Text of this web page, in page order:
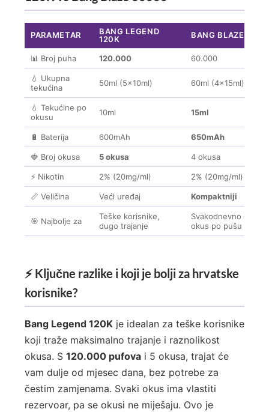
PARAMETAR
BANG LEGEND
120K
BANG BLAZE
📊 Broj puha 120.000 60.000
💧 Ukupna
tekućina
50ml (5x10ml) 60ml (4x15ml)
💧 Tekućine po
okusu
10ml 15ml
🔋 Baterija 600mAh 650mAh
🍓 Broj okusa 5 okusa 4 okusa
⚡ Nikotin 2% (20mg/ml) 2% (20mg/ml)
📏 Veličina Veći uređaj Kompaktniji
🎯 Najbolje za
Teške korisnike,
dugo trajanje
Svakodnevno
okus po pušu
⚡ Ključne razlike i koji je bolji za hrvatske
korisnike?
Bang Legend 120K je idealan za teške korisnike
koji traže maksimalno trajanje i raznolikost
okusa. S 120.000 pufova i 5 okusa, trajat će
vam dulje od mjesec dana, bez potrebe za
čestim zamjenama. Svaki okus ima vlastiti
rezervoar, pa se okusi ne miješaju. Ovo je